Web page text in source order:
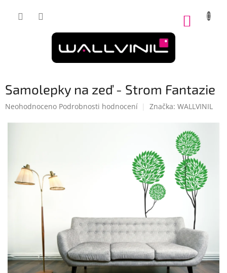
Samolepky na zeď - Strom Fantazie
Průměrné
produktu
hvězdiček.
Neohodnoceno Podrobnosti hodnocení Značka: WALLVINIL